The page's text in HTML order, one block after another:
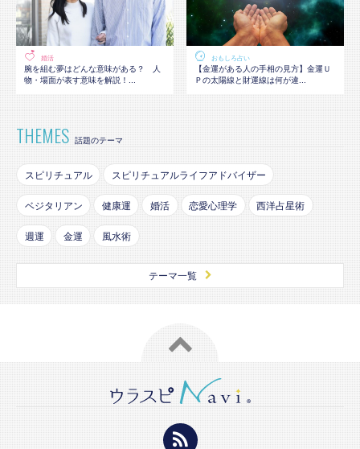
婚活
腕を組む夢はどんな意味がある？ 人
物・場面が表す意味を解説！...
おもしろ占い
【金運がある人の手相の見方】金運Ｕ
Ｐの太陽線と財運線は何が違...
THEMES 話題のテーマ
スピリチュアル スピリチュアルライフアドバイザー
ベジタリアン 健康運 婚活 恋愛心理学 西洋占星術
週運 金運 風水術
テーマ一覧